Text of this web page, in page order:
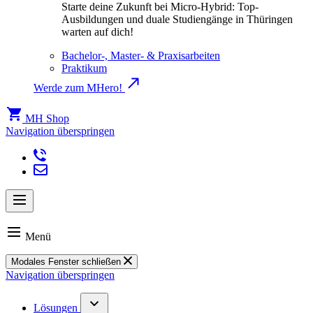
Starte deine Zukunft bei Micro-Hybrid: Top-
Ausbildungen und duale Studiengänge in Thüringen
warten auf dich!
Bachelor-, Master- & Praxisarbeiten
Praktikum
Werde zum MHero!
MH Shop
Navigation überspringen
Menü
Modales Fenster schließen
Navigation überspringen
Lösungen